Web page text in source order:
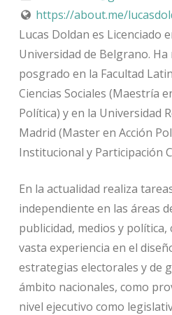
https://about.me/
Lucas Doldan es Licenciado
Universidad de Belgrano.
posgrado en la Facultad
Ciencias Sociales (Maestría
Política) y en la Universidad
Madrid (Master en Acción
Institucional y Participación
En la actualidad realiza
independiente en las áreas
publicidad, medios y
vasta experiencia en el
estrategias electorales y de
ámbito nacionales, como
nivel ejecutivo como